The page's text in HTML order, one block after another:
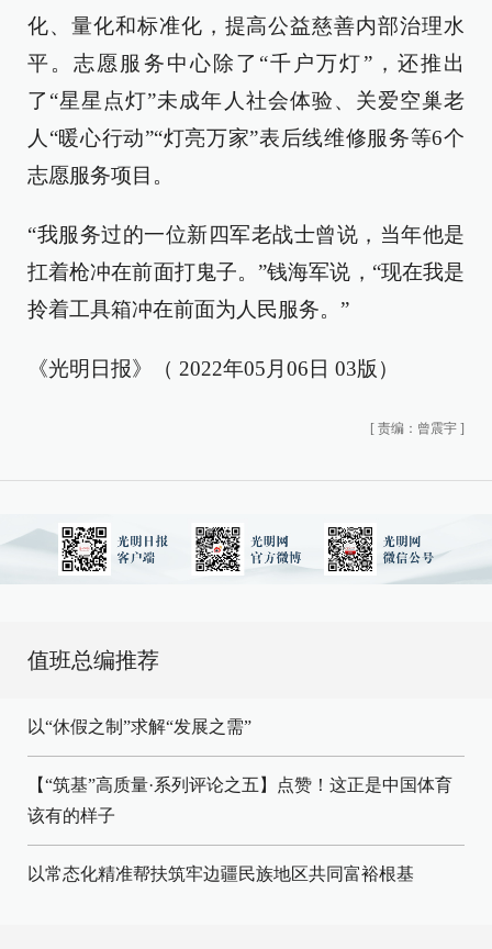
化、量化和标准化，提高公益慈善内部治理水
平。志愿服务中心除了“千户万灯”，还推出
了“星星点灯”未成年人社会体验、关爱空巢老
人“暖心行动”“灯亮万家”表后线维修服务等6个
志愿服务项目。
“我服务过的一位新四军老战士曾说，当年他是
扛着枪冲在前面打鬼子。”钱海军说，“现在我是
拎着工具箱冲在前面为人民服务。”
《光明日报》（ 2022年05月06日 03版）
[ 责编：曾震宇 ]
值班总编推荐
以“休假之制”求解“发展之需”
【“筑基”高质量·系列评论之五】点赞！这正是中国体育
该有的样子
以常态化精准帮扶筑牢边疆民族地区共同富裕根基